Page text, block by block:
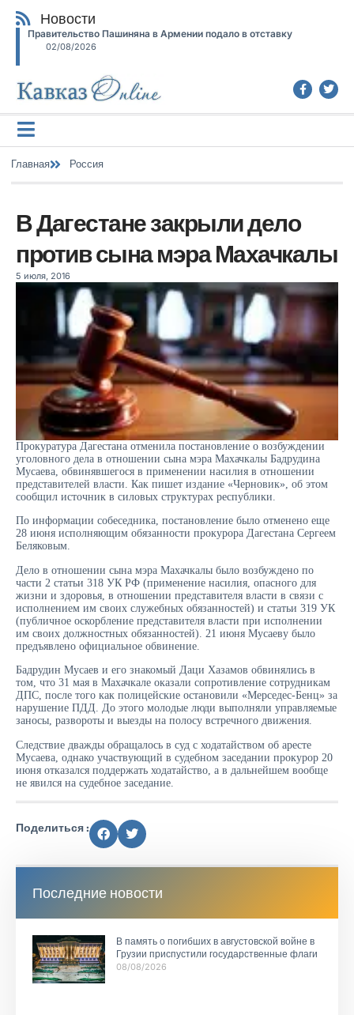
Новости
Правительство Пашиняна в Армении подало в отставку
02/08/2026
Главная Россия
В Дагестане закрыли дело
против сына мэра Махачкалы
5 июля, 2016
Прокуратура Дагестана отменила постановление о возбуждении
уголовного дела в отношении сына мэра Махачкалы Бадрудина
Мусаева, обвинявшегося в применении насилия в отношении
представителей власти. Как пишет издание «Черновик», об этом
сообщил источник в силовых структурах республики.
По информации собеседника, постановление было отменено еще
28 июня исполняющим обязанности прокурора Дагестана Сергеем
Беляковым.
Дело в отношении сына мэра Махачкалы было возбуждено по
части 2 статьи 318 УК РФ (применение насилия, опасного для
жизни и здоровья, в отношении представителя власти в связи с
исполнением им своих служебных обязанностей) и статьи 319 УК
(публичное оскорбление представителя власти при исполнении
им своих должностных обязанностей). 21 июня Мусаеву было
предъявлено официальное обвинение.
Бадрудин Мусаев и его знакомый Даци Хазамов обвинялись в
том, что 31 мая в Махачкале оказали сопротивление сотрудникам
ДПС, после того как полицейские остановили «Мерседес-Бенц» за
нарушение ПДД. До этого молодые люди выполняли управляемые
заносы, развороты и выезды на полосу встречного движения.
Следствие дважды обращалось в суд с ходатайством об аресте
Мусаева, однако участвующий в судебном заседании прокурор 20
июня отказался поддержать ходатайство, а в дальнейшем вообще
не явился на судебное заседание.
Поделиться :
Последние новости
В память о погибших в августовской войне в
Грузии приспустили государственные флаги
08/08/2026